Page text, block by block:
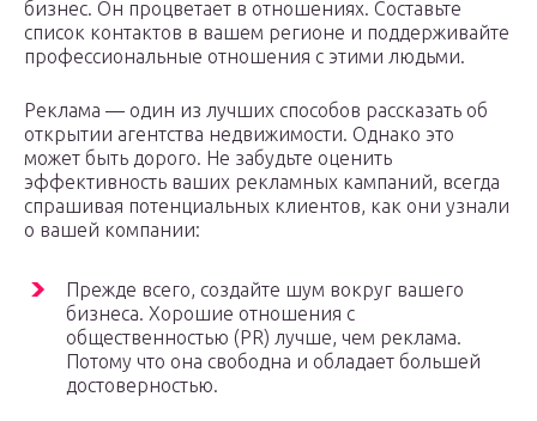
бизнес. Он процветает в отношениях. Составьте
список контактов в вашем регионе и поддерживайте
профессиональные отношения с этими людьми.
Реклама — один из лучших способов рассказать об
открытии агентства недвижимости. Однако это
может быть дорого. Не забудьте оценить
эффективность ваших рекламных кампаний, всегда
спрашивая потенциальных клиентов, как они узнали
о вашей компании:
Прежде всего, создайте шум вокруг вашего
бизнеса. Хорошие отношения с
общественностью (PR) лучше, чем реклама.
Потому что она свободна и обладает большей
достоверностью.